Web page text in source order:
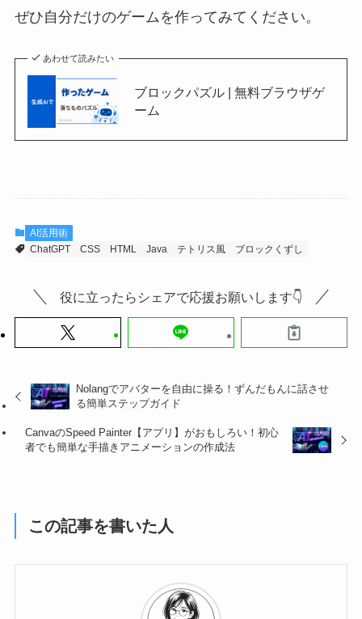
ぜひ自分だけのゲームを作ってみてください。
あわせて読みたい
ブロックパズル | 無料ブラウザゲ
ーム
AI活用術
ChatGPT
CSS HTML Java テトリス風 ブロックくずし
役に立ったらシェアで応援お願いします👇
Nolangでアバターを自由に操る！ずんだもんに話させ
る簡単ステップガイド
CanvaのSpeed Painter【アプリ】がおもしろい！初心
者でも簡単な手描きアニメーションの作成法
この記事を書いた人